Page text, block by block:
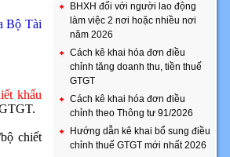
Bộ Tài
khấu
chiết
BHXH đối với người lao động
làm việc 2 nơi hoặc nhiều nơi
năm 2026
Cách kê khai hóa đơn điều
chỉnh tăng doanh thu, tiền thuế
GTGT
Cách kê khai hóa đơn điều
chỉnh theo Thông tư 91/2026
Hướng dẫn kê khai bổ sung điều
chỉnh thuế GTGT mới nhất 2026